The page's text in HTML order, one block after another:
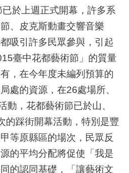
於上週正式開幕，許多系
、皮克斯動畫交響音樂
吸引許多民眾參與，引起
臺中花都藝術節」的質量
，在今年度未編列預算的
處的資源，在26處場所、
動，花都藝術節已於山、
的踩街開幕活動，特別是豐
等原縣區的場次，民眾反
的平均分配將促使「我是
的認同基礎，「讓藝術文